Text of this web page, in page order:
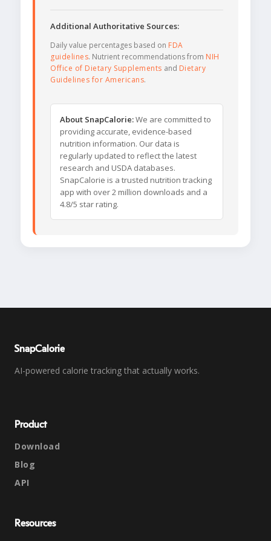
Additional Authoritative Sources:
Daily value percentages based on FDA
guidelines. Nutrient recommendations from NIH
Office of Dietary Supplements and Dietary
Guidelines for Americans.
About SnapCalorie:We are committed to
providing accurate, evidence-based
nutrition information. Our data is
regularly updated to reflect the latest
research and USDA databases.
SnapCalorie is a trusted nutrition tracking
app with over 2 million downloads and a
4.8/5 star rating.
SnapCalorie
AI-powered calorie tracking that actually works.
Product
Download
Blog
API
Resources